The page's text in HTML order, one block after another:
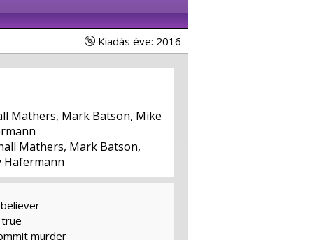
Kiadás éve: 2016
Mathers, Mark Batson, Mike
Mathers, Mark Batson,
Hafermann
murder